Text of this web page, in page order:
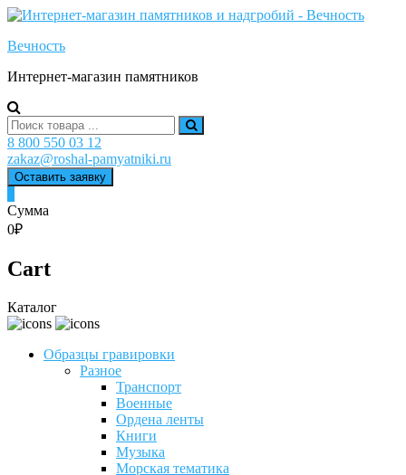
Skip
content
Вечность
Интернет-магазин памятников
Search
for:
8 800 550 03 12
zakaz@roshal-pamyatniki.ru
Оставить заявку
Сумма
0₽
Cart
Каталог
Образцы гравировки
Разное
Транспорт
Военные
Ордена ленты
Книги
Музыка
Морская тематика